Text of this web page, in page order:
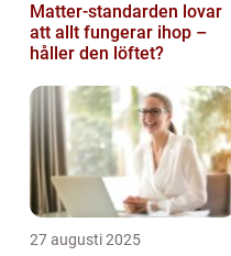
Matter-standarden lovar
att allt fungerar ihop –
håller den löftet?
27 augusti 2025